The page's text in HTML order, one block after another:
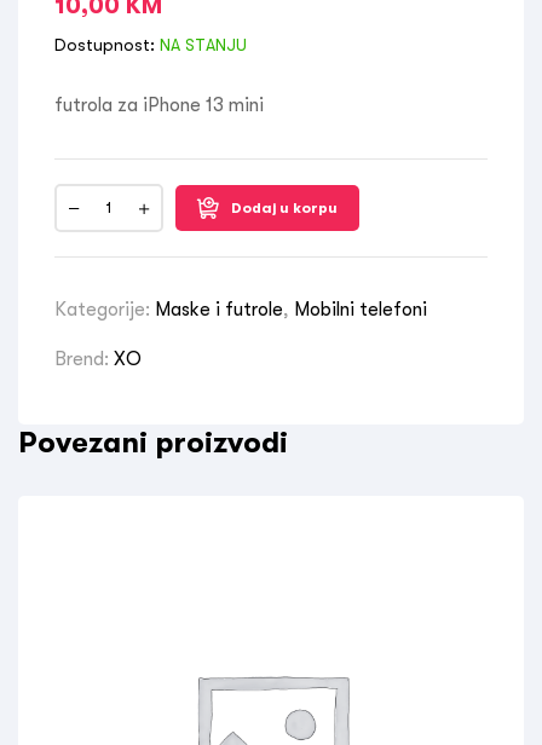
Dostupnost: NA STANJU
futrola za iPhone 13 mini
Dodaj u korpu
Kategorije: Maske i futrole, Mobilni telefoni
Brend: XO
Povezani proizvodi